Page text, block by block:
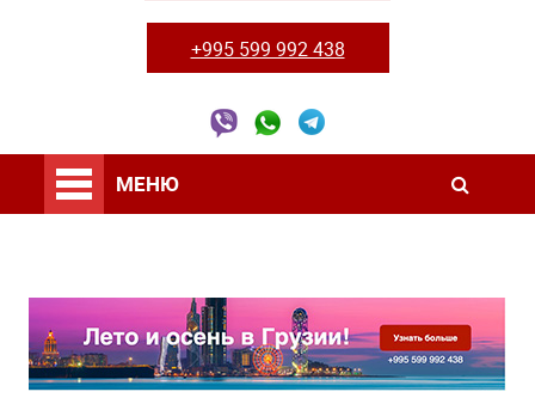
+995 599 992 438
МЕНЮ